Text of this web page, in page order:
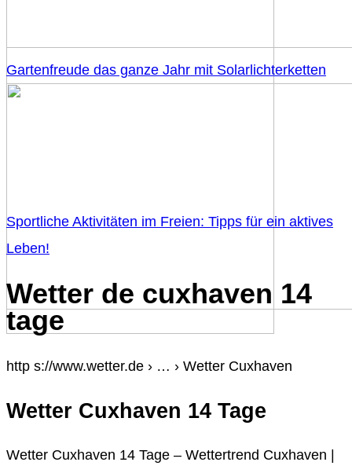
Gartenfreude das ganze Jahr mit Solarlichterketten
Sportliche Aktivitäten im Freien: Tipps für ein aktives
Leben!
Wetter de cuxhaven 14
tage
http s://www.wetter.de › … › Wetter Cuxhaven
Wetter Cuxhaven 14 Tage
Wetter Cuxhaven 14 Tage – Wettertrend Cuxhaven |